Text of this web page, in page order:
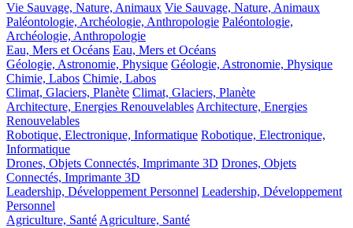
Vie Sauvage, Nature, Animaux Vie Sauvage, Nature, Animaux
Paléontologie, Archéologie, Anthropologie Paléontologie,
Archéologie, Anthropologie
Eau, Mers et Océans Eau, Mers et Océans
Géologie, Astronomie, Physique Géologie, Astronomie, Physique
Chimie, Labos Chimie, Labos
Climat, Glaciers, Planète Climat, Glaciers, Planète
Architecture, Energies RenouvelablesArchitecture, Energies
Renouvelables
Robotique, Electronique, Informatique Robotique, Electronique,
Informatique
Drones, Objets Connectés, Imprimante 3D Drones, Objets
Connectés, Imprimante 3D
Leadership, Développement Personnel Leadership, Développement
Personnel
Agriculture, SantéAgriculture, Santé